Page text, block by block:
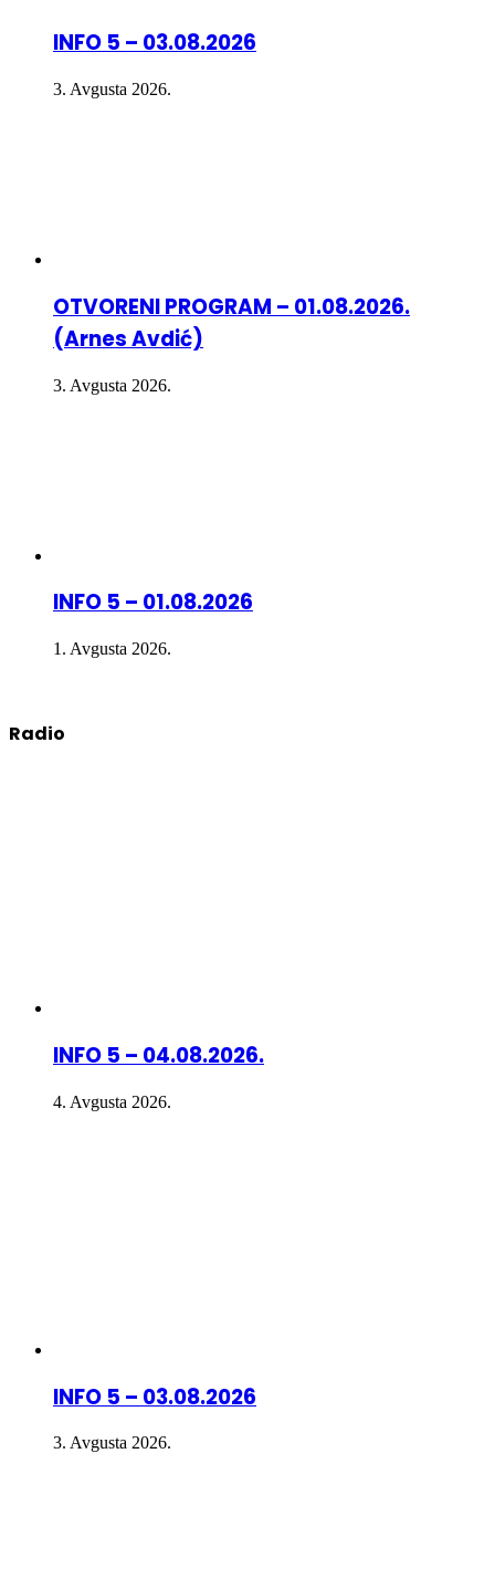
INFO 5 – 03.08.2026
3. Avgusta 2026.
OTVORENI PROGRAM – 01.08.2026.
(Arnes Avdić)
3. Avgusta 2026.
INFO 5 – 01.08.2026
1. Avgusta 2026.
Radio
INFO 5 – 04.08.2026.
4. Avgusta 2026.
INFO 5 – 03.08.2026
3. Avgusta 2026.